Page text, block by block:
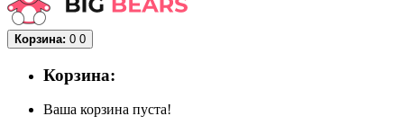
Корзина: 0 0
Корзина:
Ваша корзина пуста!